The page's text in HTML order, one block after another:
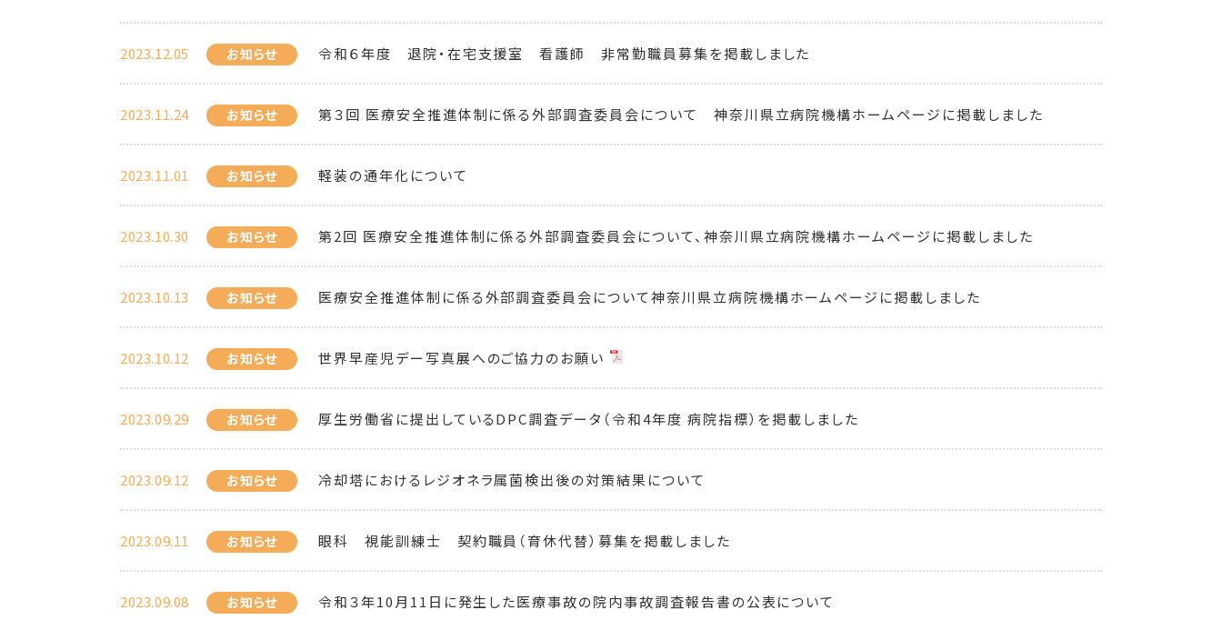
2023.12.05 お知らせ 令和６年度 退院・在宅支援室 看護師 非常勤職員募集を掲載しました
2023.11.24 お知らせ 第３回 医療安全推進体制に係る外部調査委員会について 神奈川県立病院機構ホームページに掲載しました
2023.11.01 お知らせ 軽装の通年化について
2023.10.30 お知らせ 第2回 医療安全推進体制に係る外部調査委員会について、神奈川県立病院機構ホームページに掲載しました
2023.10.13 お知らせ 医療安全推進体制に係る外部調査委員会について神奈川県立病院機構ホームページに掲載しました
2023.10.12 お知らせ 世界早産児デー写真展へのご協力のお願い
2023.09.29 お知らせ 厚生労働省に提出しているDPC調査データ（令和4年度 病院指標）を掲載しました
2023.09.12 お知らせ 冷却塔におけるレジオネラ属菌検出後の対策結果について
2023.09.11 お知らせ 眼科 視能訓練士 契約職員（育休代替）募集を掲載しました
2023.09.08 お知らせ 令和３年10月11日に発生した医療事故の院内事故調査報告書の公表について